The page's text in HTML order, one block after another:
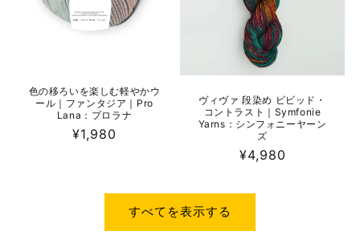
色の移ろいを楽しむ軽やかウ
ール｜ファンタジア｜Pro
Lana：プロラナ
通
¥1,980
ヴィヴァ 段染め ビビッド・
コントラスト｜Symfonie
Yarns：シンフォニーヤーン
ズ
通
価
¥4,980
すべてを表示する